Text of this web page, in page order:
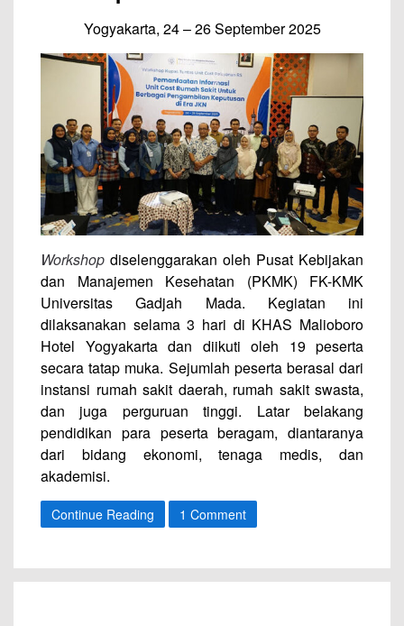
Yogyakarta, 24 – 26 September 2025
Workshop diselenggarakan oleh Pusat Kebijakan
dan Manajemen Kesehatan (PKMK) FK-KMK
Universitas Gadjah Mada. Kegiatan ini
dilaksanakan selama 3 hari di KHAS Malioboro
Hotel Yogyakarta dan diikuti oleh 19 peserta
secara tatap muka. Sejumlah peserta berasal dari
instansi rumah sakit daerah, rumah sakit swasta,
dan juga perguruan tinggi. Latar belakang
pendidikan para peserta beragam, diantaranya
dari bidang ekonomi, tenaga medis, dan
akademisi.
Continue Reading 1 Comment